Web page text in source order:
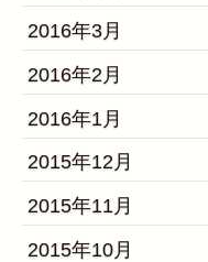
2016年3月
2016年2月
2016年1月
2015年12月
2015年11月
2015年10月